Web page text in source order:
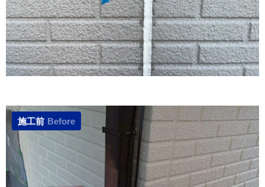
施工前 Before